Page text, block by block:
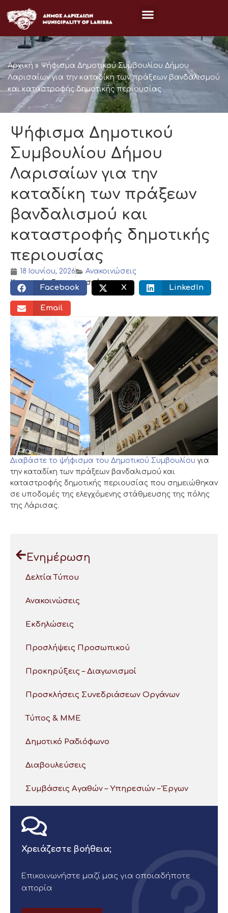
στο
περιεχόμενο
Αρχική » Ψήφισμα Δημοτικού Συμβουλίου Δήμου
Λαρισαίων για την καταδίκη των πράξεων βανδαλισμού
και καταστροφής δημοτικής περιουσίας
Ψήφισμα Δημοτικού
Συμβουλίου Δήμου
Λαρισαίων για την
καταδίκη των πράξεων
βανδαλισμού και
καταστροφής δημοτικής
περιουσίας
18 Ιουνίου, 2026
Ανακοινώσεις
Κοινωνικός διαμοιρασμός:
Facebook X LinkedIn
Email
Διαβάστε το ψήφισμα του Δημοτικού Συμβουλίου για
την καταδίκη των πράξεων βανδαλισμού και
καταστροφής δημοτικής περιουσίας που σημειώθηκαν
σε υποδομές της ελεγχόμενης στάθμευσης της πόλης
της Λάρισας.
Ενημέρωση
Δελτία Τύπου
Ανακοινώσεις
Εκδηλώσεις
Προσλήψεις Προσωπικού
Προκηρύξεις – Διαγωνισμοί
Προσκλήσεις Συνεδριάσεων Οργάνων
Τύπος & ΜΜΕ
Δημοτικό Ραδιόφωνο
Διαβουλεύσεις
Συμβάσεις Αγαθών – Υπηρεσιών – Έργων
Χρειάζεστε βοήθεια;
Επικοινωνήστε μαζί μας για οποιαδήποτε
απορία